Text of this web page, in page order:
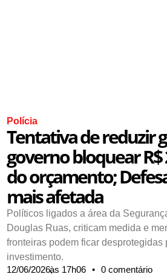
Polícia
Tentativa de reduzir
governo bloquear R$
do orçamento;
mais afetada
Políticos ligados a área da
Douglas Ruas, criticam medida e
fronteiras podem ficar desprotegidas
investimento.
12/06/2026,às 17h06 • 0 comentário